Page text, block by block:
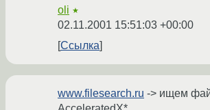
oli ★
02.11.2001 15:51:03 +00:00
Ссылка
www.filesearch.ru -> ищем